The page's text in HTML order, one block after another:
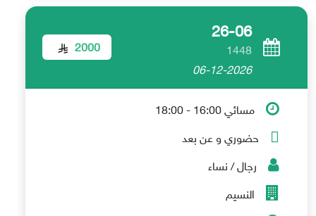
26-06
1448
06-12-2026
2000
مسائي 16:00 - 18:00
حضوري و عن بعد
رجال / نساء
النسيم